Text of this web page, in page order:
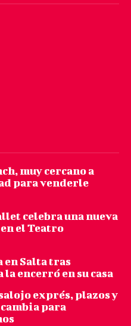
muy cercano a
para venderle
celebra una nueva
el Teatro
en Salta tras
encerró en su casa
exprés, plazos y
para